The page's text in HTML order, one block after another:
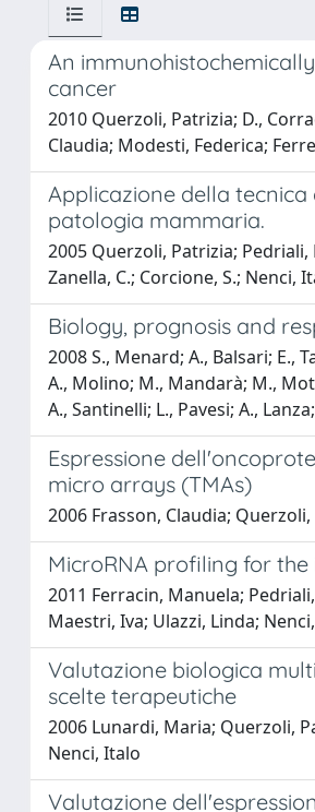
An
cancer
2010 Querzoli, Patrizia; D.,
Claudia; Modesti, Federica;
Applicazione della
patologia mammaria.
2005 Querzoli, Patrizia;
Zanella, C.; Corcione, S.; Nenci,
Biology, prognosis and
2008 S., Menard; A., Balsari; E.,
A., Molino; M., Mandarà; M.,
A., Santinelli; L., Pavesi; A.,
Espressione
micro arrays (TMAs)
2006 Frasson, Claudia;
MicroRNA profiling for
2011 Ferracin, Manuela;
Maestri, Iva; Ulazzi, Linda;
Valutazione biologica
scelte terapeutiche
2006 Lunardi, Maria; Querzoli,
Nenci, Italo
Valutazione